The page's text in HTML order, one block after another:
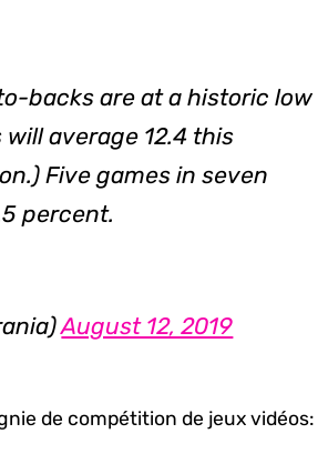
backs are at a historic low
average 12.4 this
Five games in seven
percent.
August 12, 2019
de compétition de jeux vidéos: